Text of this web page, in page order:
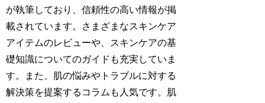
が執筆しており、信頼性の高い情報が掲
載されています。さまざまなスキンケア
アイテムのレビューや、スキンケアの基
礎知識についてのガイドも充実していま
す。また、肌の悩みやトラブルに対する
解決策を提案するコラムも人気です。肌